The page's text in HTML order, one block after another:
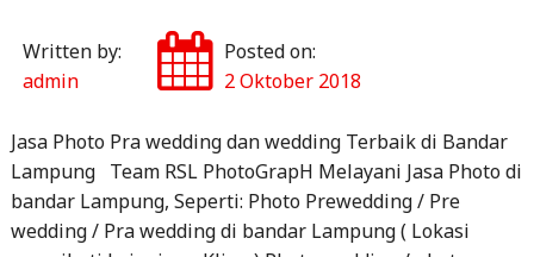
Written by:
admin
Posted on:
2 Oktober 2018
Jasa Photo Pra wedding dan wedding Terbaik di Bandar
Lampung Team RSL PhotoGrapH Melayani Jasa Photo di
bandar Lampung, Seperti: Photo Prewedding / Pre
wedding / Pra wedding di bandar Lampung ( Lokasi